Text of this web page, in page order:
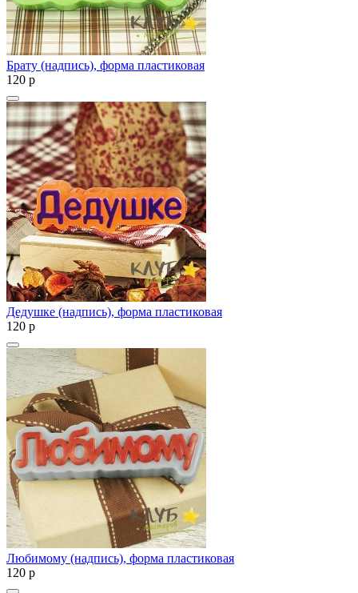
Брату (надпись), форма пластиковая
120 p
Дедушке (надпись), форма пластиковая
120 p
Любимому (надпись), форма пластиковая
120 p